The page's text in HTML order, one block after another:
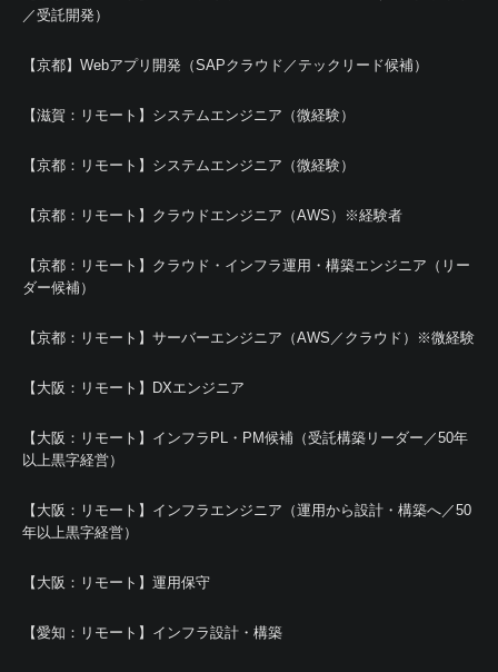
／受託開発）
【京都】Webアプリ開発（SAPクラウド／テックリード候補）
【滋賀：リモート】システムエンジニア（微経験）
【京都：リモート】システムエンジニア（微経験）
【京都：リモート】クラウドエンジニア（AWS）※経験者
【京都：リモート】クラウド・インフラ運用・構築エンジニア（リー
ダー候補）
【京都：リモート】サーバーエンジニア（AWS／クラウド）※微経験
【大阪：リモート】DXエンジニア
【大阪：リモート】インフラPL・PM候補（受託構築リーダー／50年
以上黒字経営）
【大阪：リモート】インフラエンジニア（運用から設計・構築へ／50
年以上黒字経営）
【大阪：リモート】運用保守
【愛知：リモート】インフラ設計・構築